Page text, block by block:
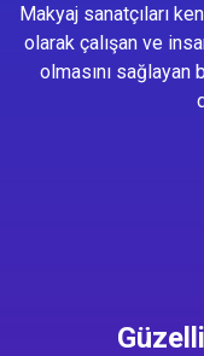
Makyaj sanatçıları
olarak çalışan ve
olmasını sağlayan